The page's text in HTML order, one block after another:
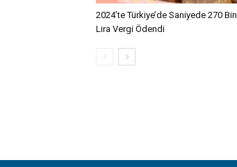
2024’te Türkiye’de Saniyede 270 Bin
Lira Vergi Ödendi